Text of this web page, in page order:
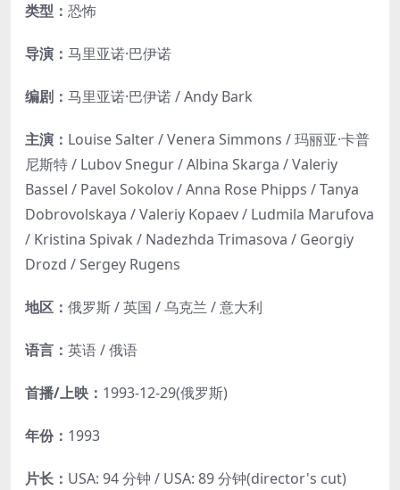
类型： 恐怖
导演： 马里亚诺·巴伊诺
编剧： 马里亚诺·巴伊诺 / Andy Bark
主演： Louise Salter / Venera Simmons / 玛丽亚·卡普
尼斯特 / Lubov Snegur / Albina Skarga / Valeriy
Bassel / Pavel Sokolov / Anna Rose Phipps / Tanya
Dobrovolskaya / Valeriy Kopaev / Ludmila Marufova
/ Kristina Spivak / Nadezhda Trimasova / Georgiy
Drozd / Sergey Rugens
地区： 俄罗斯 / 英国 / 乌克兰 / 意大利
语言： 英语 / 俄语
首播/上映： 1993-12-29(俄罗斯)
年份： 1993
片长： USA: 94 分钟 / USA: 89 分钟(director's cut)